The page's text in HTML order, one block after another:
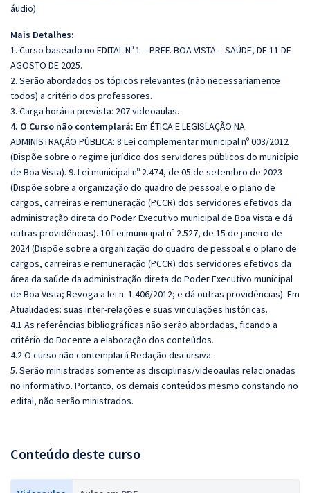
áudio)
Mais Detalhes:
1. Curso baseado no EDITAL Nº 1 – PREF. BOA VISTA – SAÚDE, DE 11 DE
AGOSTO DE 2025.
2. Serão abordados os tópicos relevantes (não necessariamente
todos) a critério dos professores.
3. Carga horária prevista: 207 videoaulas.
4. O Curso não contemplará: Em ÉTICA E LEGISLAÇÃO NA
ADMINISTRAÇÃO PÚBLICA: 8 Lei complementar municipal nº 003/2012
(Dispõe sobre o regime jurídico dos servidores públicos do município
de Boa Vista). 9. Lei municipal nº 2.474, de 05 de setembro de 2023
(Dispõe sobre a organização do quadro de pessoal e o plano de
cargos, carreiras e remuneração (PCCR) dos servidores efetivos da
administração direta do Poder Executivo municipal de Boa Vista e dá
outras providências). 10 Lei municipal nº 2.527, de 15 de janeiro de
2024 (Dispõe sobre a organização do quadro de pessoal e o plano de
cargos, carreiras e remuneração (PCCR) dos servidores efetivos da
área da saúde da administração direta do Poder Executivo municipal
de Boa Vista; Revoga a lei n. 1.406/2012; e dá outras providências). Em
Atualidades: suas inter-relações e suas vinculações históricas.
4.1 As referências bibliográficas não serão abordadas, ficando a
critério do Docente a elaboração dos conteúdos.
4.2 O curso não contemplará Redação discursiva.
5. Serão ministradas somente as disciplinas/videoaulas relacionadas
no informativo. Portanto, os demais conteúdos mesmo constando no
edital, não serão ministrados.
Conteúdo deste curso